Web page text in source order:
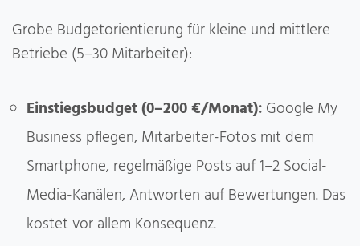
Grobe Budgetorientierung für kleine und mittlere
Betriebe (5–30 Mitarbeiter):
Einstiegsbudget (0–200 €/Monat): Google My
Business pflegen, Mitarbeiter-Fotos mit dem
Smartphone, regelmäßige Posts auf 1–2 Social-
Media-Kanälen, Antworten auf Bewertungen. Das
kostet vor allem Konsequenz.